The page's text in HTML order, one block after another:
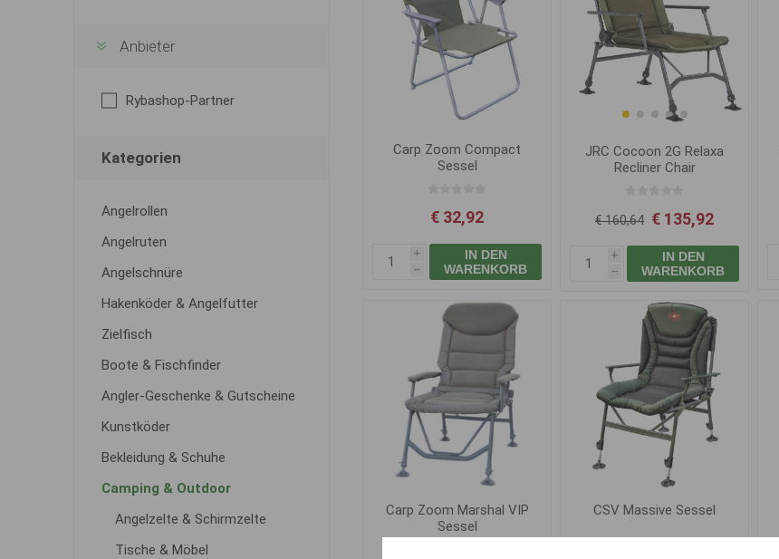
Carp Zoom Compact
Sessel
€ 32,92
i
h
IN DEN
WARENKORB
JRC Cocoon 2G Relaxa
Recliner Chair
€ 160,64 € 135,92
i
h
IN DEN
WARENKORB
Carp Zoom Marshal VIP
Sessel
CSV Massive Sessel
Anbieter
Rybashop-Partner
Kategorien
Angelrollen
Angelruten
Angelschnüre
Hakenköder & Angelfutter
Zielfisch
Boote & Fischfinder
Angler-Geschenke & Gutscheine
Kunstköder
Bekleidung & Schuhe
Camping & Outdoor
Angelzelte & Schirmzelte
Tische & Möbel